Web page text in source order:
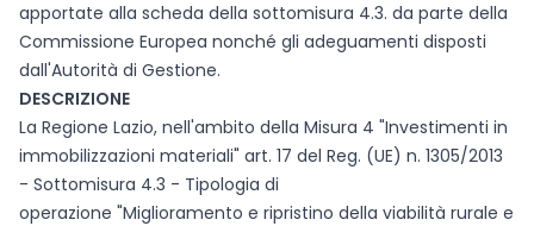
apportate alla scheda della sottomisura 4.3. da parte della
Commissione Europea nonché gli adeguamenti disposti
dall'Autorità di Gestione.
DESCRIZIONE
La Regione Lazio, nell'ambito della Misura 4 "Investimenti in
immobilizzazioni materiali" art. 17 del Reg. (UE) n. 1305/2013
- Sottomisura 4.3 - Tipologia di
operazione "Miglioramento e ripristino della viabilità rurale e